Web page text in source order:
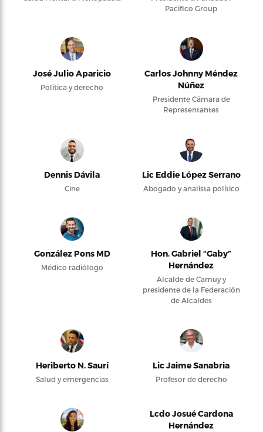
Pacifico Group
José Julio Aparicio
Política y derecho
Carlos Johnny Méndez
Núñez
Presidente Cámara de
Representantes
Dennis Dávila
Cine
Lic Eddie López Serrano
Abogado y analista político
González Pons MD
Médico radiólogo
Hon. Gabriel “Gaby”
Hernández
Alcalde de Camuy y
presidente de la Federación
de Alcaldes
Heriberto N. Saurí
Salud y emergencias
Lic Jaime Sanabria
Profesor de derecho
Lcdo Josué Cardona
Hernández